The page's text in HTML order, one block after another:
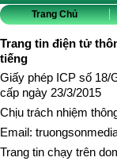
Trang Chủ
Trang tin điện tử
tiếng
Giấy phép ICP số 18/
cấp ngày 23/3/2015
Chịu trách nhiệm
Email:
Trang tin chạy trên